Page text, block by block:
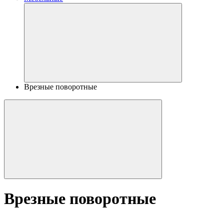
Врезные поворотные
Врезные поворотные